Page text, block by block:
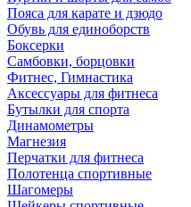
Пояса для карате и дзюдо
Обувь для единоборств
Боксерки
Самбовки, борцовки
Фитнес, Гимнастика
Аксессуары для фитнеса
Бутылки для спорта
Динамометры
Магнезия
Перчатки для фитнеса
Полотенца спортивные
Шагомеры